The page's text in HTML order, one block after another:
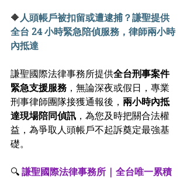
🔶 人頭帳戶被扣留或遭逮捕？謙聖提供
全台 24 小時緊急陪偵服務，律師兩小時
內抵達
謙聖國際法律事務所提供全台刑事案件
緊急支援服務 ，無論深夜或假日，專業
刑事律師團隊接獲通報後， 兩小時內抵
達現場陪同偵訊 ，為您及時把關合法權
益，為爭取人頭帳戶不起訴奠定最強基
礎。
🔍 謙聖國際法律事務所 | 全台唯一累積